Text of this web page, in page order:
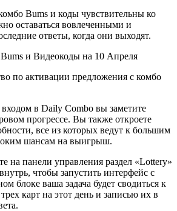
Bums и коды чувствительны ко
оставаться вовлеченными и
ответы, когда они выходят.
по активации предложения с комбо
в Daily Combo вы заметите
прогрессе. Вы также откроете
все из которых ведут к большим
шансам на выигрыш.
на панели управления раздел «Lottery»
чтобы запустить интерфейс с
блоке ваша задача будет сводиться к
карт на этот день и записью их в